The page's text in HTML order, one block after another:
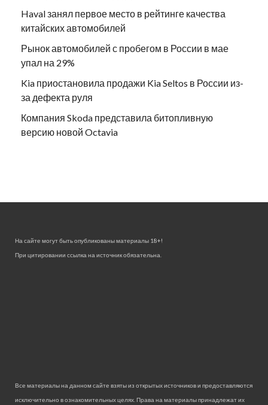
Haval занял первое место в рейтинге качества
китайских автомобилей
Рынок автомобилей с пробегом в России в мае
упал на 29%
Kia приостановила продажи Kia Seltos в России из-
за дефекта руля
Компания Skoda представила битопливную
версию новой Octavia
На сайте могут быть опубликованы материалы 18+!
При цитировании ссылка на источник обязательна.
Все материалы на данном сайте взяты из открытых источников и предоставляются
исключительно в ознакомительных целях. Права на материалы принадлежат их